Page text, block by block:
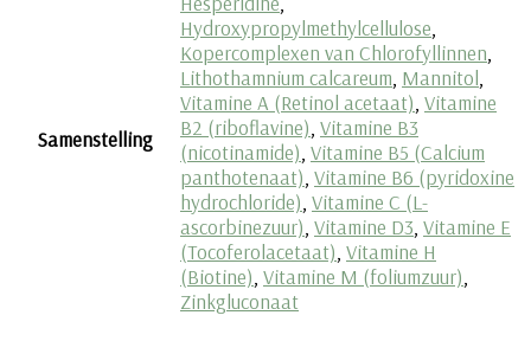
Samenstelling
Hydroxypropylmethylcellulose,
Kopercomplexen van Chlorofyllinnen,
Lithothamnium calcareum, Mannitol,
Vitamine A (Retinol acetaat), Vitamine
B2 (riboflavine), Vitamine B3
(nicotinamide), Vitamine B5 (Calcium
panthotenaat), Vitamine B6 (pyridoxine
hydrochloride), Vitamine C (L-
ascorbinezuur), Vitamine D3, Vitamine E
(Tocoferolacetaat), Vitamine H
(Biotine), Vitamine M (foliumzuur),
Zinkgluconaat